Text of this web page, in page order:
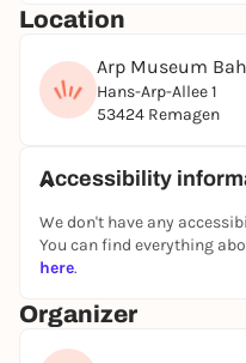
Location
Arp Museum
Hans-Arp-Allee 1
53424 Remagen
Accessibility
We don't have any
You can find everything
here.
Organizer